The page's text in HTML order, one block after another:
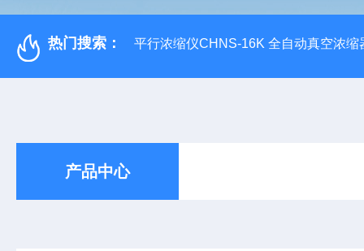
热门搜索： 平行浓缩仪CHNS-16K 全自动真空浓缩
产品中心